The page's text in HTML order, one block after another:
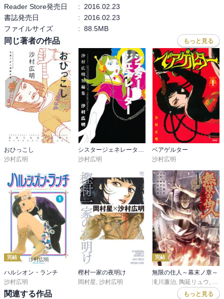
Reader Store発売日
:
2016.02.23
書誌発売日
:
2016.02.23
ファイルサイズ
: 88.5MB
同じ著者の作品 もっと見る
おひっこし
沙村広明
シスタージェネレーター 沙村広明短編集
沙村広明
ベアゲルター
沙村広明
完結
ハルシオン・ランチ
沙村広明
樫村一家の夜明け
岡村星 沙村広明
完結
無限の住人～幕末ノ章～
滝川廉治 陶延リュウ
関連する作品 もっと見る